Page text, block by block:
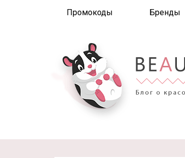
Промокоды Бренды